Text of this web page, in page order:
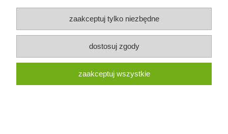
zaakceptuj tylko niezbędne
dostosuj zgody
zaakceptuj wszystkie